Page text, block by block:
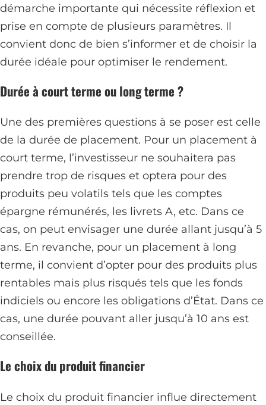
démarche importante qui nécessite réflexion et
prise en compte de plusieurs paramètres. Il
convient donc de bien s’informer et de choisir la
durée idéale pour optimiser le rendement.
Durée à court terme ou long terme ?
Une des premières questions à se poser est celle
de la durée de placement. Pour un placement à
court terme, l’investisseur ne souhaitera pas
prendre trop de risques et optera pour des
produits peu volatils tels que les comptes
épargne rémunérés, les livrets A, etc. Dans ce
cas, on peut envisager une durée allant jusqu’à 5
ans. En revanche, pour un placement à long
terme, il convient d’opter pour des produits plus
rentables mais plus risqués tels que les fonds
indiciels ou encore les obligations d’État. Dans ce
cas, une durée pouvant aller jusqu’à 10 ans est
conseillée.
Le choix du produit financier
Le choix du produit financier influe directement